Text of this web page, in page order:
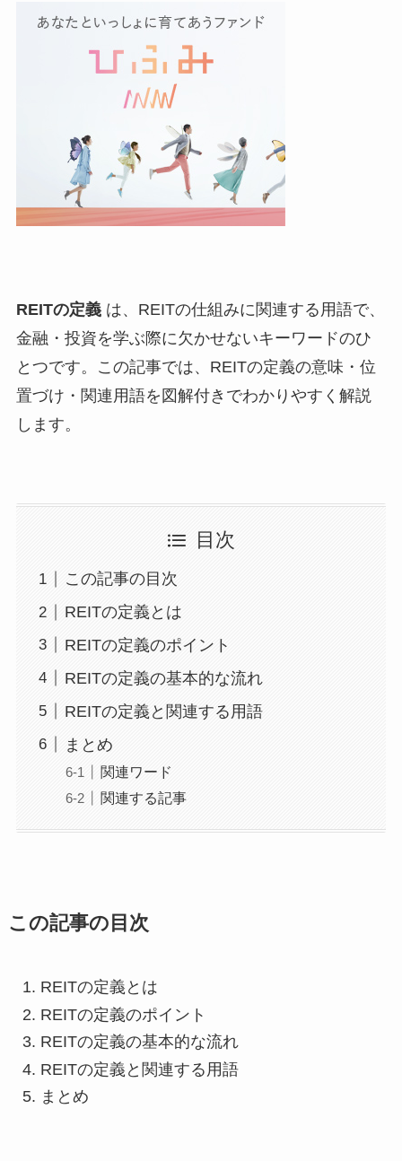
REITの定義は、REITの仕組みに関連する用語で、
金融・投資を学ぶ際に欠かせないキーワードのひ
とつです。この記事では、REITの定義の意味・位
置づけ・関連用語を図解付きでわかりやすく解説
します。
目次
この記事の目次
REITの定義とは
REITの定義のポイント
REITの定義の基本的な流れ
REITの定義と関連する用語
まとめ
関連ワード
関連する記事
この記事の目次
REITの定義とは
REITの定義のポイント
REITの定義の基本的な流れ
REITの定義と関連する用語
まとめ